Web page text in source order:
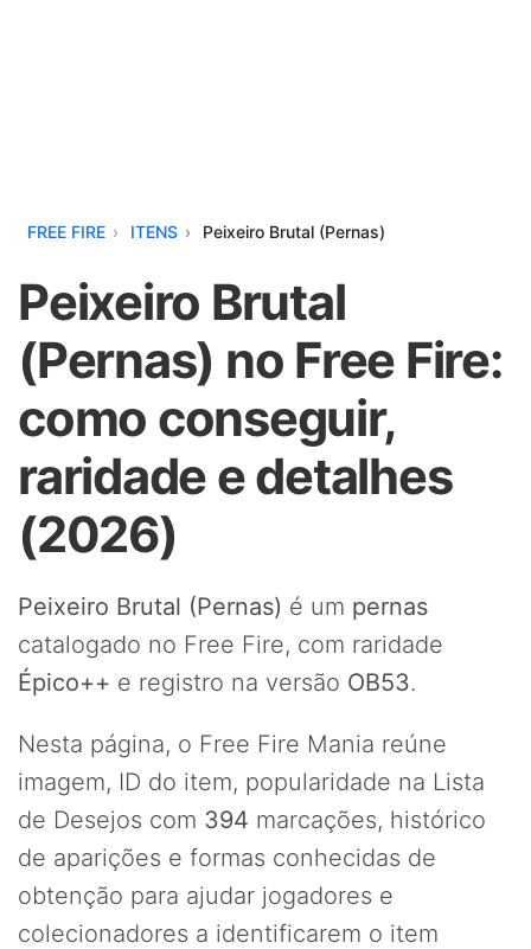
FREE FIRE ITENS Peixeiro Brutal (Pernas)
Peixeiro Brutal
(Pernas) no Free Fire:
como conseguir,
raridade e detalhes
(2026)
Peixeiro Brutal (Pernas) é um pernas
catalogado no Free Fire, com raridade
Épico++ e registro na versão OB53.
Nesta página, o Free Fire Mania reúne
imagem, ID do item, popularidade na Lista
de Desejos com 394 marcações, histórico
de aparições e formas conhecidas de
obtenção para ajudar jogadores e
colecionadores a identificarem o item